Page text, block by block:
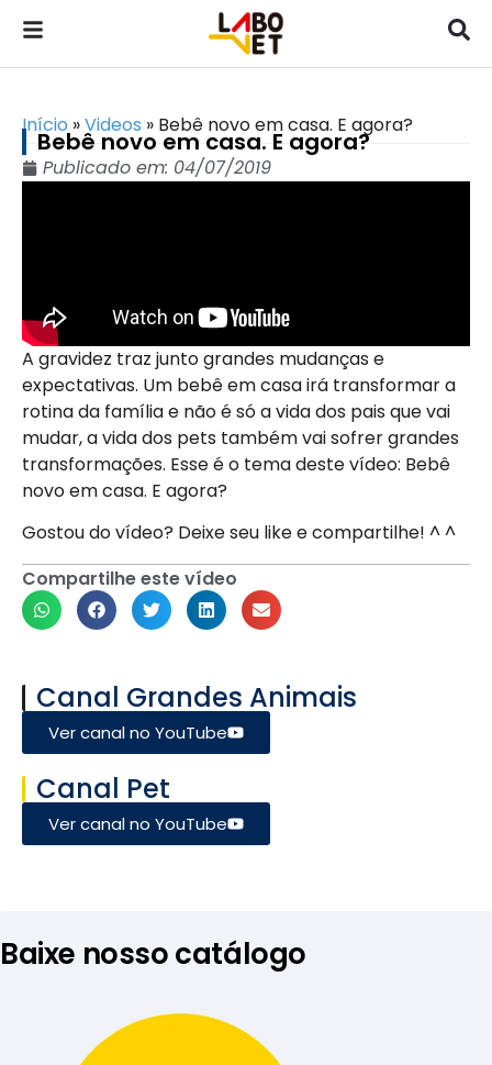
Início »Videos » Bebê novo em casa. E agora?
Bebê novo em casa. E agora?
Publicado em: 04/07/2019
A gravidez traz junto grandes mudanças e
expectativas. Um bebê em casa irá transformar a
rotina da família e não é só a vida dos pais que vai
mudar, a vida dos pets também vai sofrer grandes
transformações. Esse é o tema deste vídeo: Bebê
novo em casa. E agora?
Gostou do vídeo? Deixe seu like e compartilhe! ^ ^
Compartilhe este vídeo
Canal Grandes Animais
Ver canal no YouTube
Canal Pet
Ver canal no YouTube
Baixe nosso catálogo